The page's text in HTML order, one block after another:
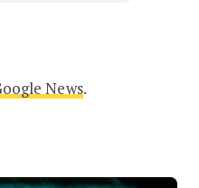
News.